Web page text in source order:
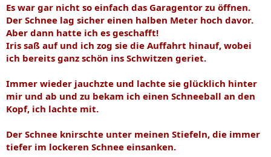
Es war gar nicht so einfach das Garagentor zu öffnen.
Der Schnee lag sicher einen halben Meter hoch davor.
Aber dann hatte ich es geschafft!
Iris saß auf und ich zog sie die Auffahrt hinauf, wobei
ich bereits ganz schön ins Schwitzen geriet.
Immer wieder jauchzte und lachte sie glücklich hinter
mir und ab und zu bekam ich einen Schneeball an den
Kopf, ich lachte mit.
Der Schnee knirschte unter meinen Stiefeln, die immer
tiefer im lockeren Schnee einsanken.